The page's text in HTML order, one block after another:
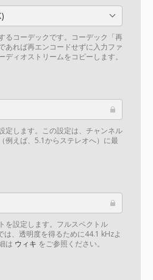
るコーデックです。コーデック「再
あれば再エンコードせずに入力ファ
ィオストリームをコピーします。
定します。この設定は、チャンネル
例えば、5.1からステレオへ）に最
を設定します。フルスペクトル
は、透明度を得るために44.1 kHzよ
は ウィキ をご参照ください。